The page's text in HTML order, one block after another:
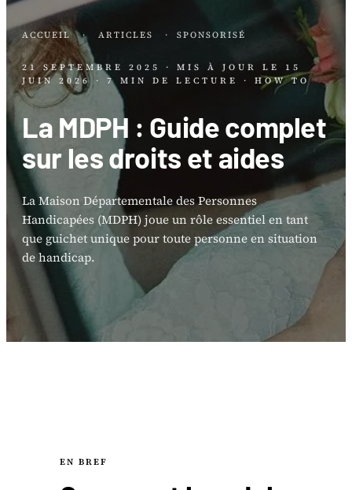
ACCUEIL · ARTICLES · SPONSORISÉ
21 SEPTEMBRE 2025 · MIS À JOUR LE 15
JUIN 2026 · 7 MIN DE LECTURE · HOW TO
La MDPH : Guide complet
sur les droits et aides
La Maison Départementale des Personnes
Handicapées (MDPH) joue un rôle essentiel en tant
que guichet unique pour toute personne en situation
de handicap.
EN BREF